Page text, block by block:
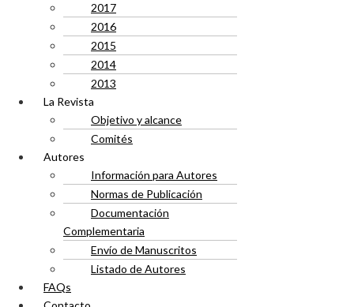
2017
2016
2015
2014
2013
La Revista
Objetivo y alcance
Comités
Autores
Información para Autores
Normas de Publicación
Documentación
Complementaria
Envío de Manuscritos
Listado de Autores
FAQs